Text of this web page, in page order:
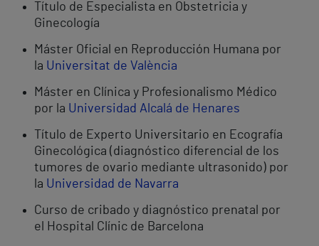
Título de Especialista en Obstetricia y
Ginecología
Máster Oficial en Reproducción Humana por
la Universitat de València
Máster en Clínica y Profesionalismo Médico
por la Universidad Alcalá de Henares
Título de Experto Universitario en Ecografía
Ginecológica (diagnóstico diferencial de los
tumores de ovario mediante ultrasonido) por
la Universidad de Navarra
Curso de cribado y diagnóstico prenatal por
el Hospital Clínic de Barcelona